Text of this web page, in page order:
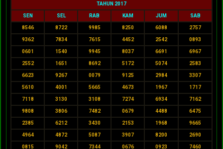
TAHUN 2017
SEN SEL RAB KAM JUM SAB
8546 8722 9985 8250 6088 2757
9362 7834 7615 4452 2542 0893
0601 1540 9945 8037 6691 6967
2552 1651 8692 5172 5074 2583
6623 9267 0079 9125 2984 3307
5610 4001 5665 4673 1967 1717
7118 3130 3108 7274 6934 7162
9808 3806 7482 0679 4488 6475
2385 6212 3430 2153 1968 9665
4964 4872 5087 3907 8200 2690
0815 9042 7344 0676 0923 7460